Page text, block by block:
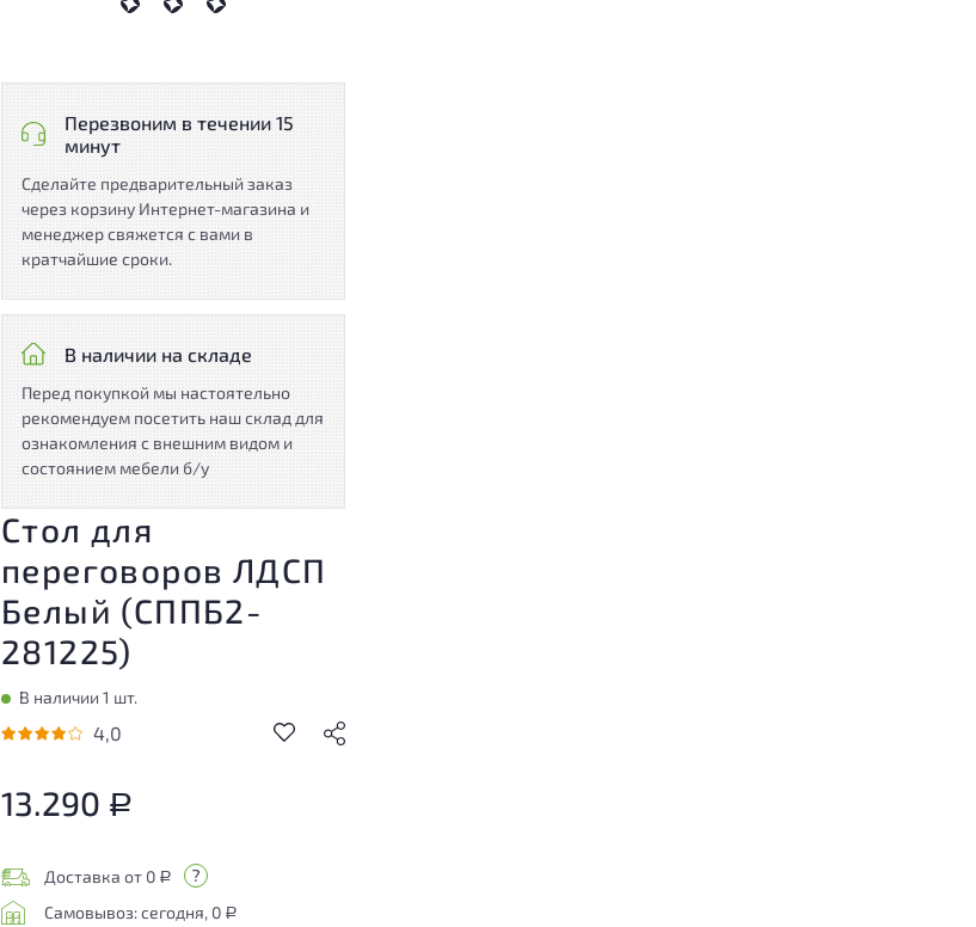
Перезвоним в течении 15
минут
Сделайте предварительный заказ
через корзину Интернет-магазина и
менеджер свяжется с вами в
кратчайшие сроки.
В наличии на складе
Перед покупкой мы настоятельно
рекомендуем посетить наш склад для
ознакомления с внешним видом и
состоянием мебели б/у
Стол для
переговоров ЛДСП
Белый (СППБ2-
281225)
В наличии 1 шт.
4,0
13.290 Р
Доставка от 0 Р
Самовывоз: сегодня, 0 Р